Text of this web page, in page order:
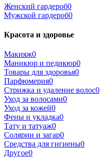
Женский гардероб0
Мужской гардероб0
Красота и здоровье
Макияж0
Маникюр и педикюр0
Товары для здоровья0
Парфюмерия0
Стрижка и удаление волос0
Уход за волосами0
Уход за кожей0
Фены и укладка0
Тату и татуаж0
Солярии и загар0
Средства для гигиены0
Другое0